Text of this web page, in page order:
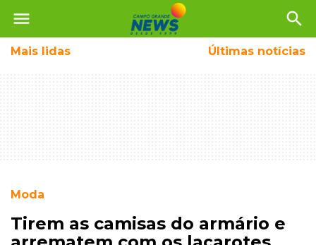
menu search
Mais lidas Últimas notícias
Moda
Tirem as camisas do armário e